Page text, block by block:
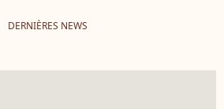
DERNIÈRES NEWS